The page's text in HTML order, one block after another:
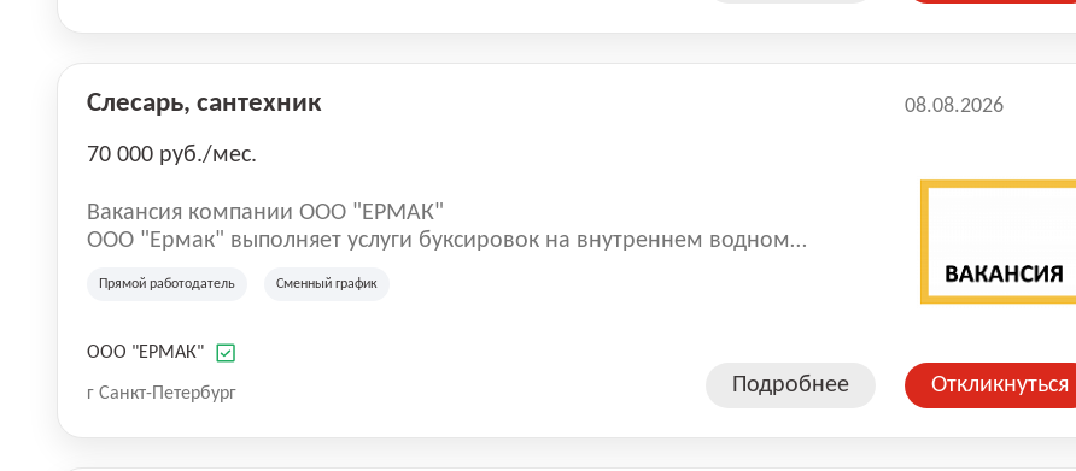
Слесарь, сантехник
70 000 руб./мес.
Вакансия компании ООО "ЕРМАК"
ООО "Ермак" выполняет услуги буксировок на внутреннем водном
Прямой работодатель Сменный график
ООО "ЕРМАК"
г Санкт-Петербург Подробнее
08.08.2026
Откликнуться